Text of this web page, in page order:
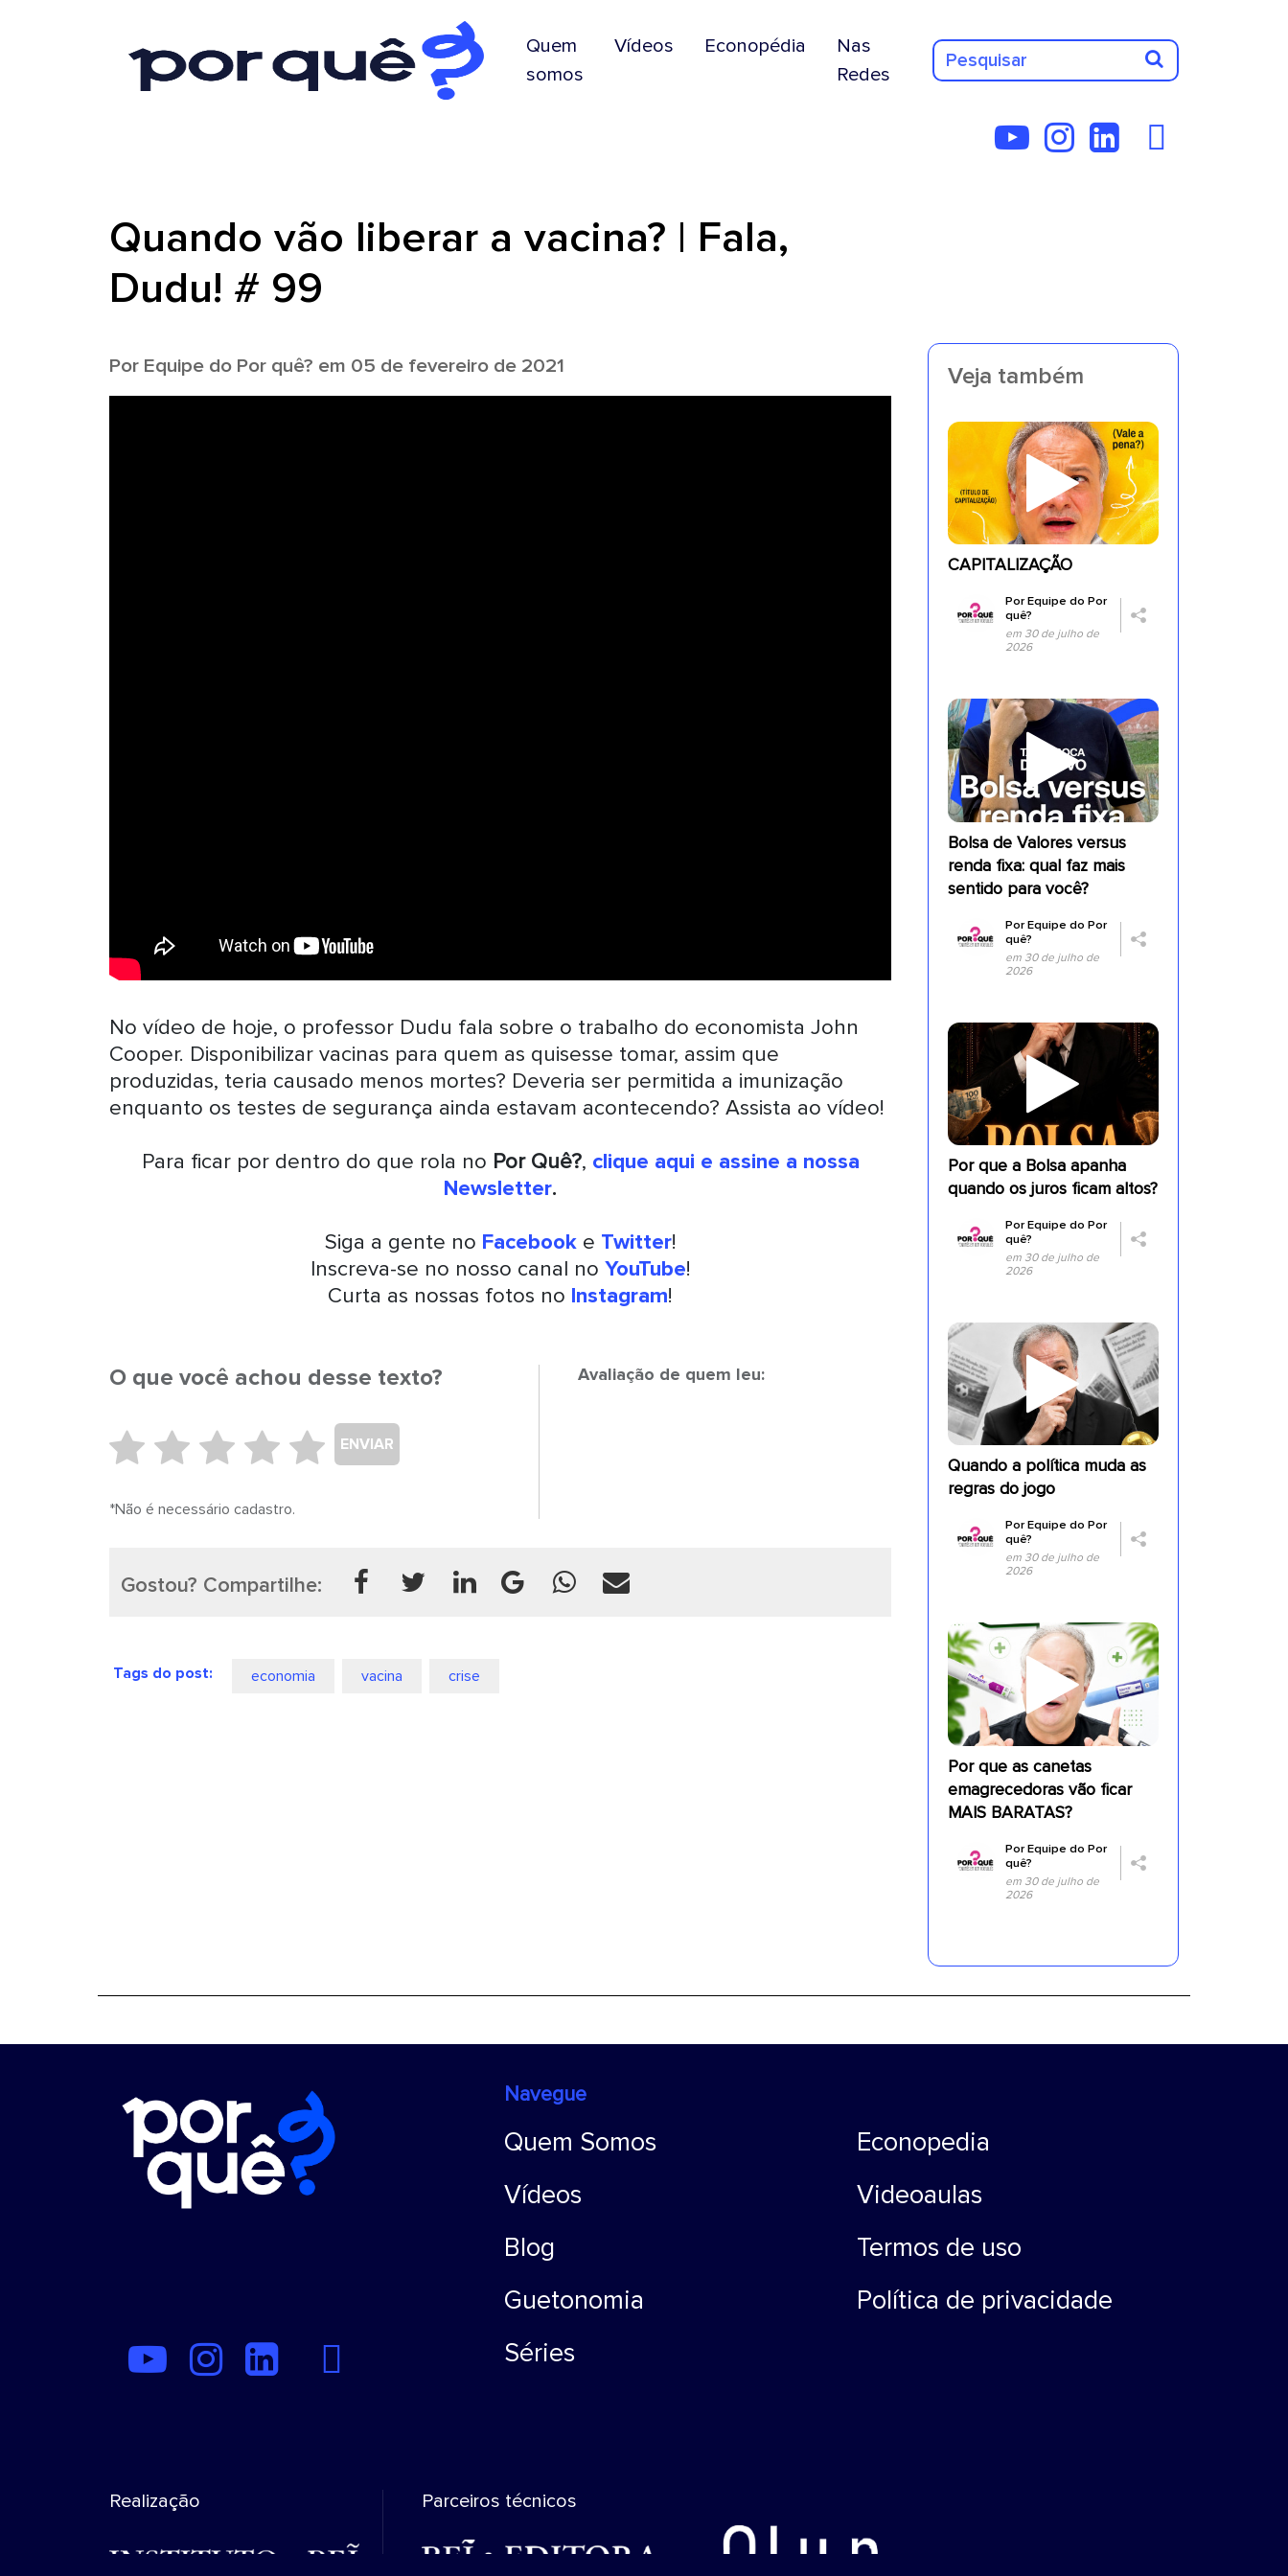
Quem
somos
Vídeos Econopédia
Nas
Redes
Quando vão liberar a vacina? | Fala,
Dudu! # 99
Por Equipe do Por quê? em 05 de fevereiro de 2021
No vídeo de hoje, o professor Dudu fala sobre o trabalho do economista John
Cooper. Disponibilizar vacinas para quem as quisesse tomar, assim que
produzidas, teria causado menos mortes? Deveria ser permitida a imunização
enquanto os testes de segurança ainda estavam acontecendo? Assista ao vídeo!
Para ficar por dentro do que rola no Por Quê?, clique aqui e assine a nossa
Newsletter.
Siga a gente no Facebooke Twitter!
Inscreva-se no nosso canal no YouTube!
Curta as nossas fotos no Instagram!
O que você achou desse texto?
ENVIAR
*Não é necessário cadastro.
Avaliação de quem leu:
Gostou? Compartilhe:
Tags do post: economia vacina crise
Veja também
CAPITALIZAÇÃO
PorEquipe do Por
quê?
em 30 de julho de
2026
Bolsa de Valores versus
renda fixa: qual faz mais
sentido para você?
PorEquipe do Por
quê?
em 30 de julho de
2026
Por que a Bolsa apanha
quando os juros ficam altos?
PorEquipe do Por
quê?
em 30 de julho de
2026
Quando a política muda as
regras do jogo
PorEquipe do Por
quê?
em 30 de julho de
2026
Por que as canetas
emagrecedoras vão ficar
MAIS BARATAS?
PorEquipe do Por
quê?
em 30 de julho de
2026
Navegue
Quem Somos
Vídeos
Blog
Guetonomia
Séries
Econopedia
Videoaulas
Termos de uso
Política de privacidade
Realização Parceiros técnicos